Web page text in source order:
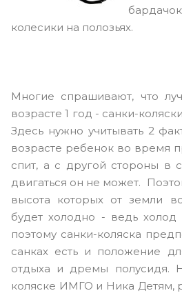
колесики на полозьях.
Многие спрашивают, что
возрасте 1 год - санки-
Здесь нужно учитывать 2
возрасте ребенок во время
спит, а с другой стороны в
двигаться он не может.
высота которых от земли
будет холодно - ведь
поэтому санки-коляска
санках есть и положение
отдыха и дремы полусидя.
коляске ИМГО и Ника Детям,